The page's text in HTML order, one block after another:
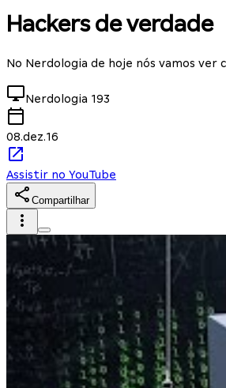
Hackers de verdade
No Nerdologia de hoje nós vamos
Nerdologia 193
08.dez.16
Assistir no YouTube
Compartilhar